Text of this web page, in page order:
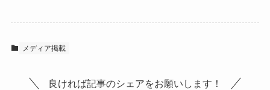
メディア掲載
良ければ記事のシェアをお願いします！